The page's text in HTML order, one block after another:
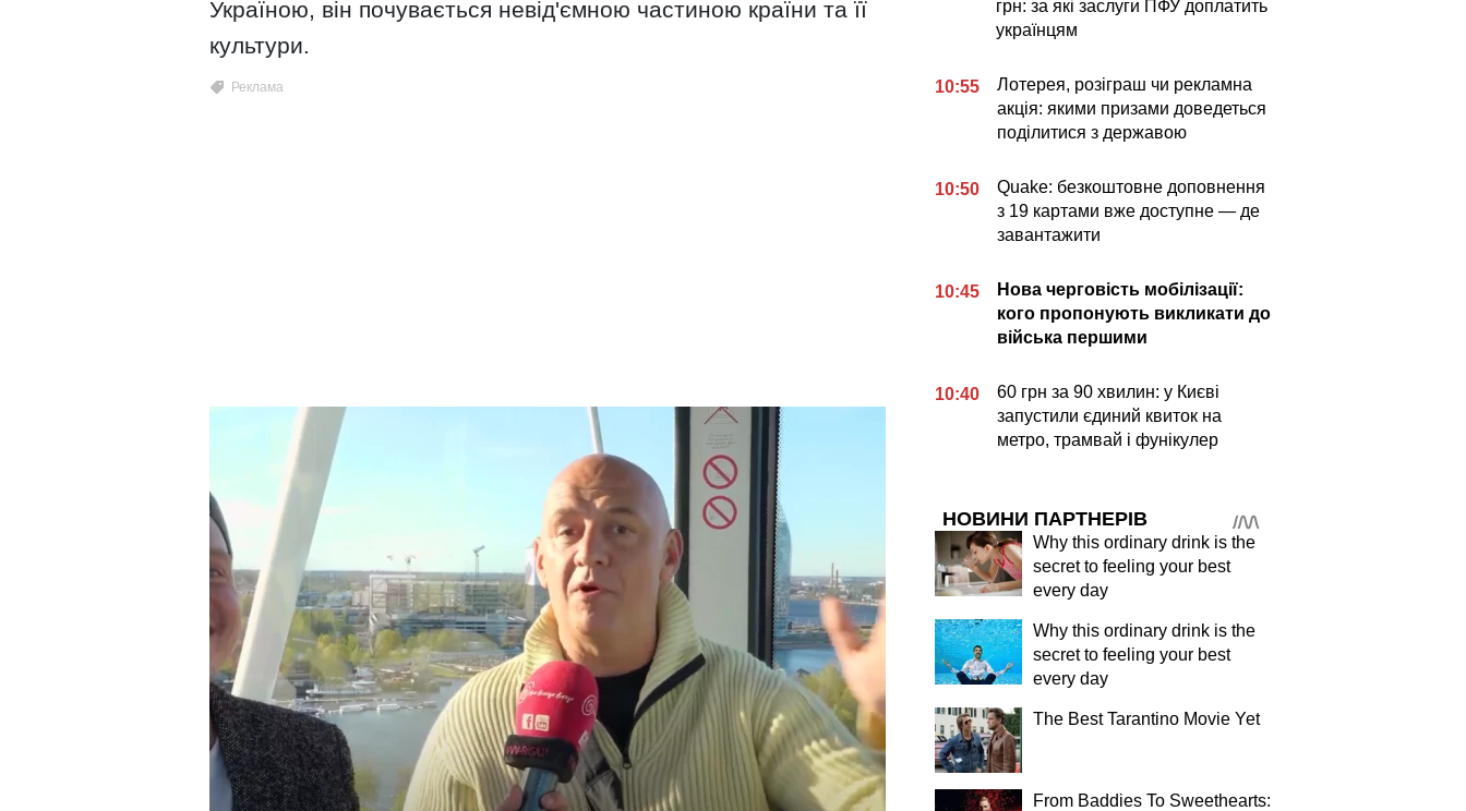
Україною, він почувається невід'ємною частиною країни та її
культури.
грн: за які заслуги ПФУ доплатить
українцям
10:55
Лотерея, розіграш чи рекламна
акція: якими призами доведеться
поділитися з державою
10:50
Quake: безкоштовне доповнення
з 19 картами вже доступне — де
завантажити
10:45
Нова черговість мобілізації:
кого пропонують викликати до
війська першими
10:40
60 грн за 90 хвилин: у Києві
запустили єдиний квиток на
метро, трамвай і фунікулер
НОВИНИ ПАРТНЕРІВ
Why this ordinary drink is the
secret to feeling your best
every day
Why this ordinary drink is the
secret to feeling your best
every day
The Best Tarantino Movie Yet
From Baddies To Sweethearts: